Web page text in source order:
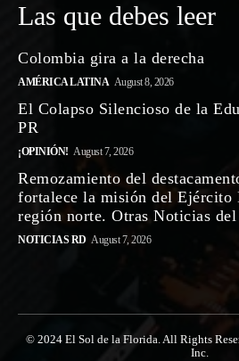
Las que debes leer
Colombia gira a la derecha
AMÉRICA LATINA August 8, 2026
El Colapso Silencioso de la
PR
¡OPINIÓN! August 7, 2026
Remozamiento del
fortalece la misión del Ejército
región norte. Otras Noticias
NOTICIAS RD August 7, 2026
© 2024 El Sol de la Florida. All Rights
Inc.